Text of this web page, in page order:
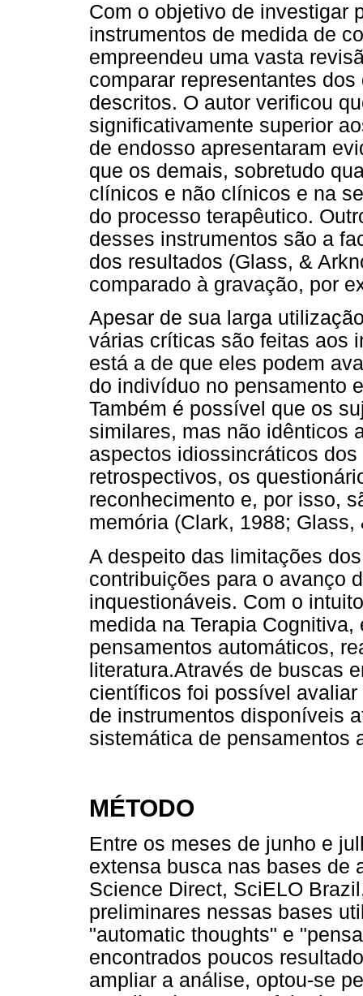
Com o objetivo de investigar
instrumentos de medida de
empreendeu uma vasta
comparar representantes
descritos. O autor verificou
significativamente superior
de endosso apresentaram
que os demais, sobretudo
clínicos e não clínicos e na
do processo terapêutico.
desses instrumentos são a
dos resultados (Glass, &
comparado à gravação, por
Apesar de sua larga
várias críticas são feitas aos
está a de que eles podem
do indivíduo no pensamento
Também é possível que os
similares, mas não idênticos
aspectos idiossincráticos
retrospectivos, os
reconhecimento e, por isso,
memória (Clark, 1988; Glass,
A despeito das limitações
contribuições para o avanço
inquestionáveis. Com o
medida na Terapia
pensamentos automáticos,
literatura.Através de buscas
científicos foi possível
de instrumentos disponíveis
sistemática de pensamentos
MÉTODO
Entre os meses de junho e
extensa busca nas bases de
Science Direct, SciELO
preliminares nessas bases
"automatic thoughts" e
encontrados poucos
ampliar a análise, optou-se